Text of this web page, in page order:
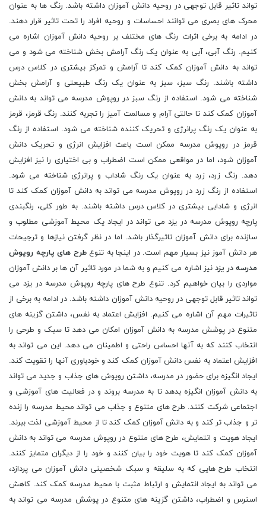
تواند تاثیر قابل توجهی در روحیه دانش آموزان داشته باشد. رنگ ها به عنوان
محرک های بصری می توانند احساسات و روحیه افراد را تحت تاثیر قرار دهند.
در ادامه به برخی اثرات رنگ های مختلف بر روحیه دانش آموزان اشاره می
کنیم. رنگ آبی، آبی به عنوان یک رنگ آرامش بخش شناخته می شود و می
تواند به دانش آموزان کمک کند تا آرامش و تمرکز بیشتری در کلاس درس
داشته باشند. رنگ سبز، سبز به عنوان یک رنگ طبیعتی و آرامش بخش
شناخته می شود. استفاده از رنگ سبز در روپوش مدرسه می تواند به دانش
آموزان کمک کند تا حالتی آرام و مسالمت آمیز را تجربه کنند. رنگ قرمز، قرمز
به عنوان یک رنگ پرانرژی و تحریک کننده شناخته می شود. استفاده از رنگ
قرمز در روپوش مدرسه ممکن است باعث افزایش انرژی و تحریک دانش
آموزان شود، اما در مواقعی ممکن است اضطراب و بی اختیاری را نیز افزایش
دهد. رنگ زرد، زرد به عنوان یک رنگ شاداب و پرانرژی شناخته می شود.
استفاده از رنگ زرد در روپوش مدرسه می تواند به دانش آموزان کمک کند تا
انرژی و شادابی بیشتری در کلاس درس داشته باشند. به طور کلی، رنگبندی
پارچه روپوش مدرسه در یزد می تواند در ایجاد یک محیط آموزشی مطلوب و
سازنده برای دانش آموزان تاثیرگذار باشد. اما در نظر گرفتن نیازها و ترجیحات
هر دانش آموز نیز بسیار مهم است. در اینجا به تنوعطرح های پارچه روپوش
مدرسه در یزدنیز اشاره می کنیم و به شما در مورد تاثیر آن ها بر دانش آموزان
مواردی را بیان خواهیم کرد. تنوع طرح های پارچه روپوش مدرسه در یزد می
تواند تاثیر قابل توجهی در روحیه دانش آموزان داشته باشد. در ادامه به برخی از
تاثیرات مهم آن اشاره می کنیم. افزایش اعتماد به نفس، داشتن گزینه های
متنوع در پوشش مدرسه به دانش آموزان امکان می دهد تا سبک و طرحی را
انتخاب کنند که به آنها احساس راحتی و اطمینان می دهد. این می تواند به
افزایش اعتماد به نفس دانش آموزان کمک کند و خودباوری آنها را تقویت کند.
ایجاد انگیزه برای حضور در مدرسه، داشتن روپوش های جذاب و جدید می تواند
به دانش آموزان انگیزه بدهد تا به مدرسه بروند و در فعالیت های آموزشی و
اجتماعی شرکت کنند. طرح های متنوع و جذاب می تواند محیط مدرسه را زنده
تر و جذاب تر کند و به دانش آموزان کمک کند تا از محیط آموزشی لذت ببرند.
ایجاد هویت و انتمایش، طرح های متنوع در روپوش مدرسه می تواند به دانش
آموزان کمک کند تا هویت خود را بیان کنند و خود را از دیگران متمایز کنند.
انتخاب طرح هایی که به سلیقه و سبک شخصیتی دانش آموزان می پردازد،
می تواند به ایجاد انتمایش و ارتباط مثبت با محیط مدرسه کمک کند. کاهش
استرس و اضطراب، داشتن گزینه های متنوع در پوشش مدرسه می تواند به